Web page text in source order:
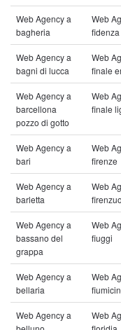
Web Agency a
bagheria
Web
fidenza
Web Agency a
bagni di lucca
Web
finale
Web Agency a
barcellona
pozzo di gotto
Web
finale
Web Agency a
bari
Web
firenze
Web Agency a
barletta
Web
Web Agency a
bassano del
grappa
Web
fiuggi
Web Agency a
bellaria
Web
Web Agency a
Web